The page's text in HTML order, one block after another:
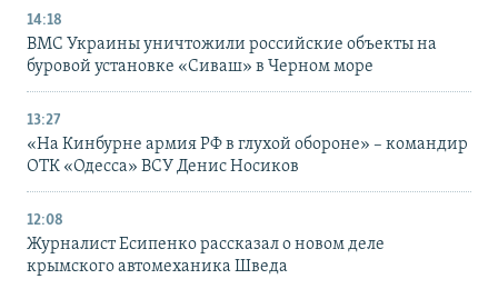
14:18
ВМС Украины уничтожили российские объекты на
буровой установке «Сиваш» в Черном море
13:27
«На Кинбурне армия РФ в глухой обороне» – командир
ОТК «Одесса» ВСУ Денис Носиков
12:08
Журналист Есипенко рассказал о новом деле
крымского автомеханика Шведа